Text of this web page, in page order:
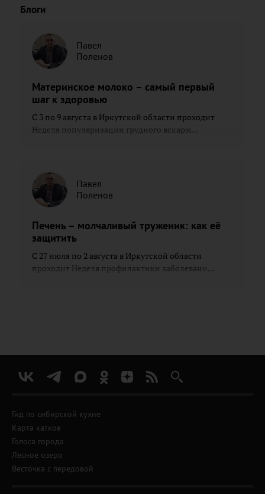
Блоги
Павел
Поленов
Материнское молоко – самый первый
шаг к здоровью
С 3 по 9 августа в Иркутской области проходит
Неделя популяризации грудного вскарм...
Павел
Поленов
Печень – молчаливый труженик: как её
защитить
С 27 июля по 2 августа в Иркутской области
проходит Неделя профилактики заболевани...
Гид по сибирской кухне
Карта катков
Голоса города
Лесное озеро
Весточка с передовой